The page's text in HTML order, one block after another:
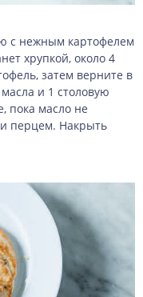
с нежным картофелем
хрупкой, около 4
затем верните в
и 1 столовую
пока масло не
и перцем. Накрыть